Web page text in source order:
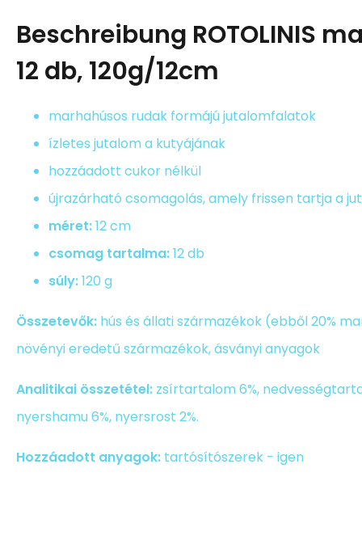
Beschreibung ROTOLINIS
12 db, 120g/12cm
marhahúsos rudak formájú jutalomfalatok
ízletes jutalom a kutyájának
hozzáadott cukor nélkül
újrazárható csomagolás, amely frissen tartja a
méret:12 cm
csomag tartalma:12 db
súly:120 g
Összetevők: hús és állati származékok (ebből 20%
növényi eredetű származékok, ásványi anyagok
Analitikai összetétel: zsírtartalom 6%,
nyershamu 6%, nyersrost 2%.
Hozzáadott anyagok: tartósítószerek - igen